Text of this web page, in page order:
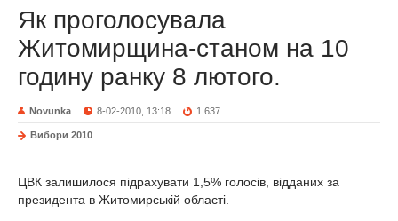
Як проголосувала
Житомирщина-станом на 10
годину ранку 8 лютого.
Novunka 8-02-2010, 13:18 1 637
Вибори 2010
ЦВК залишилося підрахувати 1,5% голосів, відданих за
президента в Житомирській області.